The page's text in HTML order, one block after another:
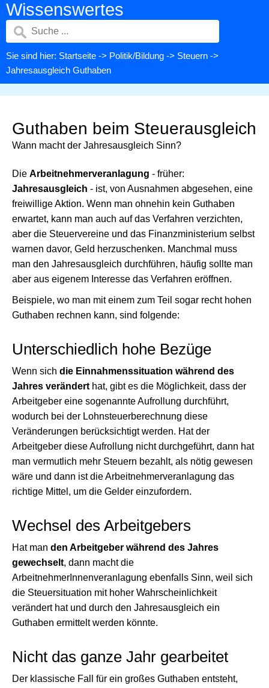
Wissenswertes
Sie sind hier: Startseite -> Politik/Bildung -> Steuern ->
Jahresausgleich Guthaben
Guthaben beim Steuerausgleich
Wann macht der Jahresausgleich Sinn?
Die Arbeitnehmerveranlagung - früher:
Jahresausgleich - ist, von Ausnahmen abgesehen, eine
freiwillige Aktion. Wenn man ohnehin kein Guthaben
erwartet, kann man auch auf das Verfahren verzichten,
aber die Steuervereine und das Finanzministerium selbst
warnen davor, Geld herzuschenken. Manchmal muss
man den Jahresausgleich durchführen, häufig sollte man
aber aus eigenem Interesse das Verfahren eröffnen.
Beispiele, wo man mit einem zum Teil sogar recht hohen
Guthaben rechnen kann, sind folgende:
Unterschiedlich hohe Bezüge
Wenn sich die Einnahmenssituation während des
Jahres verändert hat, gibt es die Möglichkeit, dass der
Arbeitgeber eine sogenannte Aufrollung durchführt,
wodurch bei der Lohnsteuerberechnung diese
Veränderungen berücksichtigt werden. Hat der
Arbeitgeber diese Aufrollung nicht durchgeführt, dann hat
man vermutlich mehr Steuern bezahlt, als nötig gewesen
wäre und dann ist die Arbeitnehmerveranlagung das
richtige Mittel, um die Gelder einzufordern.
Wechsel des Arbeitgebers
Hat man den Arbeitgeber während des Jahres
gewechselt, dann macht die
ArbeitnehmerInnenveranlagung ebenfalls Sinn, weil sich
die Steuersituation mit hoher Wahrscheinlichkeit
verändert hat und durch den Jahresausgleich ein
Guthaben ermittelt werden könnte.
Nicht das ganze Jahr gearbeitet
Der klassische Fall für ein großes Guthaben entsteht,